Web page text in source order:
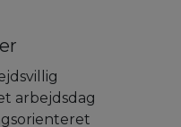
arbejdsdag